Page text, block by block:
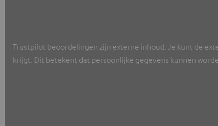
Trustpilot beoordelingen zijn externe inhoud. Je kunt de
krijgt. Dit betekent dat persoonlijke gegevens kunnen